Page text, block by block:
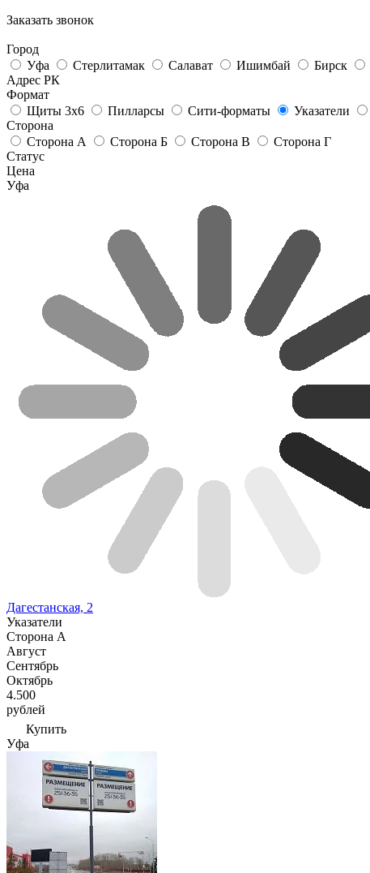
Заказать звонок
Город
Уфа
Стерлитамак Салават Ишимбай Бирск
Адрес РК
Формат
Щиты 3х6
Пилларсы Сити-форматы Указатели
Сторона
Сторона А
Сторона Б Сторона В
Сторона Г
Статус
Цена
Уфа
Дагестанская, 2
Указатели
Сторона А
Август
Сентябрь
Октябрь
4.500
рублей
Купить
Уфа